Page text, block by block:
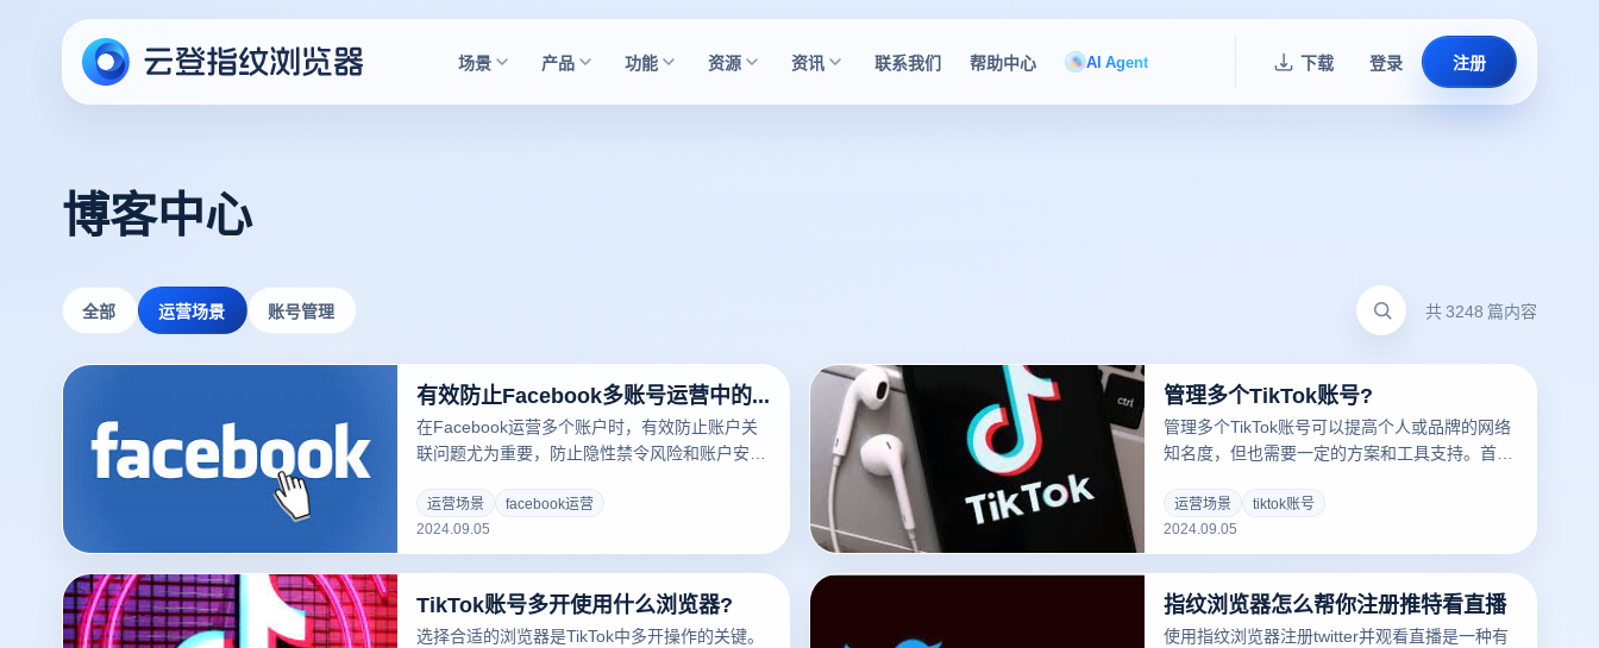
场景 产品 功能 资源 资讯 联系我们 帮助中心 AI Agent 下载 登录 注册
博客中心
全部 运营场景 账号管理 共 3248 篇内容
有效防止Facebook多账号运营中的关联问题
在Facebook运营多个账户时，有效防止账户关
联问题尤为重要，防止隐性禁令风险和账户安全
要确保每个账户都使用不同的设备和网络环境。
选择不同的IP地址和浏览器指纹可以显著降低关
联概率。此外，防止同一设备同时登录多个账
址，定期清除浏览器缓存和Cookies，也是有效
的防关联措施。通过这些策略，可以降低平台识
运营场景
facebook运营
2024.09.05
管理多个TikTok账号?
管理多个TikTok账号可以提高个人或品牌的网络
知名度，但也需要一定的方案和工具支持。首
览器是关键，可以帮助你同时登录和转换多个账
户。在使用这些工具时，确保每个账户都有独立
的设置和内容策略，以防止混淆和提高效率。此
保持一致的更新和互动，可以帮助您更好地管理
和优化多个TikTok账户的操作。
运营场景
tiktok账号
2024.09.05
TikTok账号多开使用什么浏览器?
选择合适的浏览器是TikTok中多开操作的关键。
指纹浏览器怎么帮你注册推特看直播
使用指纹浏览器注册twitter并观看直播是一种有